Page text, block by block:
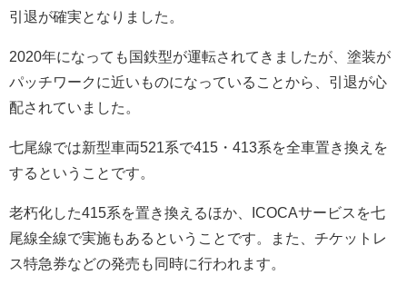
引退が確実となりました。
2020年になっても国鉄型が運転されてきましたが、塗装が
パッチワークに近いものになっていることから、引退が心
配されていました。
七尾線では新型車両521系で415・413系を全車置き換えを
するということです。
老朽化した415系を置き換えるほか、ICOCAサービスを七
尾線全線で実施もあるということです。また、チケットレ
ス特急券などの発売も同時に行われます。